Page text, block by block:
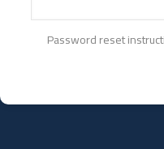
Password reset